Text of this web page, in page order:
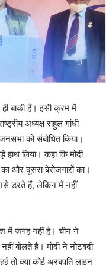
बाकी हैं। इसी क्रम में
अध्यक्ष राहुल गांधी
को संबोधित किया।
हाथ लिया। कहा कि मोदी
और दूसरा बेरोजगारों का।
डरते हैं, लेकिन मैं नहीं
में जगह नहीं है। चीन ने
बोलते हैं। मोदी ने नोटबंदी
तो क्या कोई अरबपति लाइन